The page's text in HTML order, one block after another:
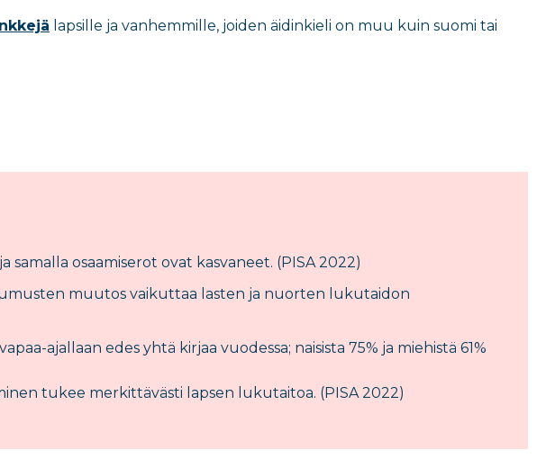
lapsille ja vanhemmille, joiden äidinkieli on muu kuin suomi tai
samalla osaamiserot ovat kasvaneet. (PISA 2022)
muutos vaikuttaa lasten ja nuorten lukutaidon
ajallaan edes yhtä kirjaa vuodessa; naisista 75% ja miehistä 61%
tukee merkittävästi lapsen lukutaitoa. (PISA 2022)